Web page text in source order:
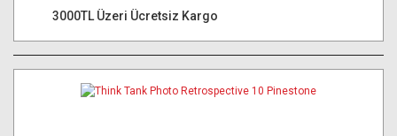
3000TL Üzeri Ücretsiz Kargo